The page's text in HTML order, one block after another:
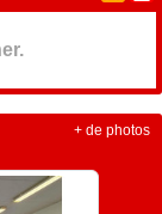
+ de photos